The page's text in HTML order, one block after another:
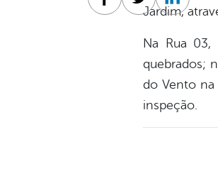
Jardim,
Na Rua
quebrados;
do Vento na
inspeção.
Facebook
Twitter